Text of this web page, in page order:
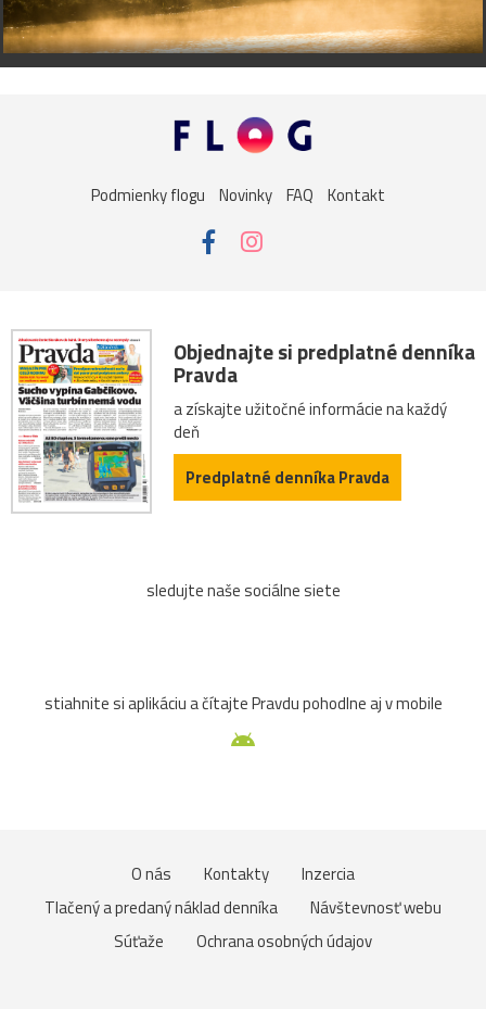
Podmienky flogu Novinky FAQ Kontakt
Objednajte si predplatné denníka
Pravda
a získajte užitočné informácie na každý
deň
Predplatné denníka Pravda
sledujte naše sociálne siete
stiahnite si aplikáciu a čítajte Pravdu pohodlne aj v mobile
O nás Kontakty
Inzercia
Tlačený a predaný náklad denníka
Návštevnosť webu
Súťaže
Ochrana osobných údajov